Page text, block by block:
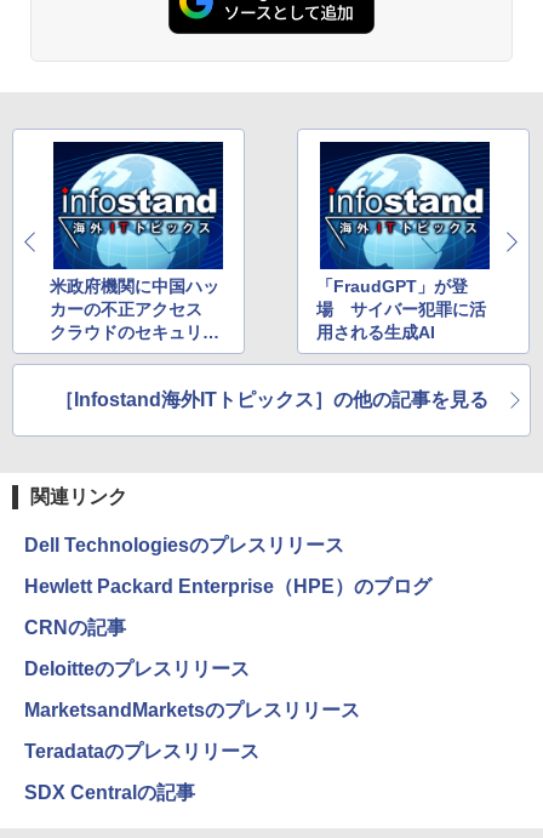
米政府機関に中国ハッ
カーの不正アクセス
クラウドのセキュリテ
ィリスクにも警鐘
「FraudGPT」が登
場 サイバー犯罪に活
用される生成AI
［Infostand海外ITトピックス］の他の記事を見る
関連リンク
Dell Technologiesのプレスリリース
Hewlett Packard Enterprise（HPE）のブログ
CRNの記事
Deloitteのプレスリリース
MarketsandMarketsのプレスリリース
Teradataのプレスリリース
SDX Centralの記事